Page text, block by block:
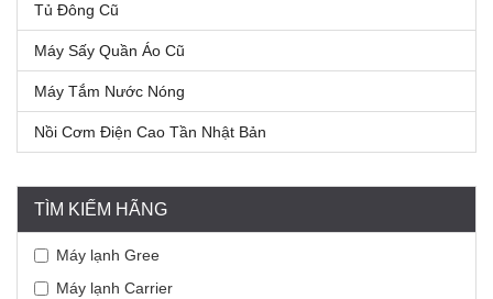
Tủ Đông Cũ
Máy Sấy Quần Áo Cũ
Máy Tắm Nước Nóng
Nồi Cơm Điện Cao Tần Nhật Bản
TÌM KIẾM HÃNG
Máy lạnh Gree
Máy lạnh Carrier